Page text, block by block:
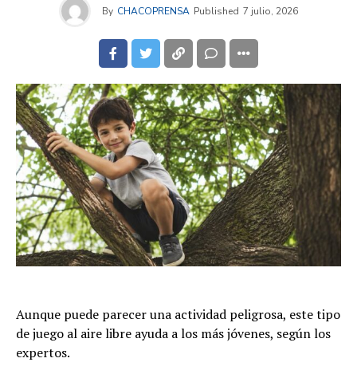
By CHACOPRENSA Published 7 julio, 2026
Aunque puede parecer una actividad peligrosa, este tipo
de juego al aire libre ayuda a los más jóvenes, según los
expertos.